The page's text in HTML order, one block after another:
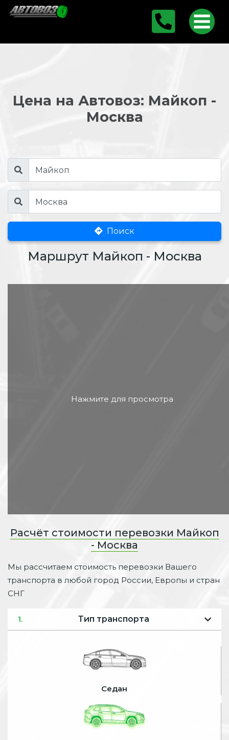
Цена на Автовоз: Майкоп -
Москва
Поиск
Маршрут Майкоп - Москва
Расчёт стоимости перевозки Майкоп
- Москва
Мы рассчитаем стоимость перевозки Вашего
транспорта в любой город России, Европы и стран
СНГ
1. Тип транспорта
Седан